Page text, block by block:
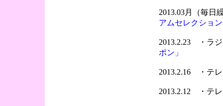
2013.03月（毎
アムセレクショ
2013.2.23 ・ラ
ポン」
2013.2.16 ・テ
2013.2.12 ・テ